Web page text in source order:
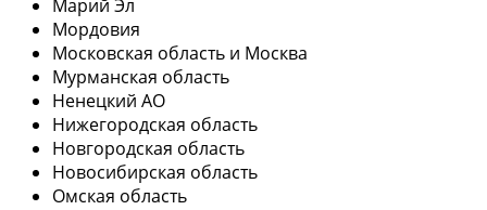
Марий Эл
Мордовия
Московская область и Москва
Мурманская область
Ненецкий АО
Нижегородская область
Новгородская область
Новосибирская область
Омская область